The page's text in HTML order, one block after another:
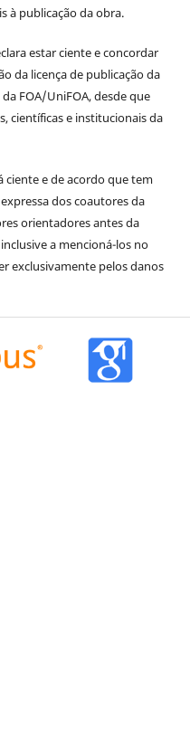
à publicação da obra.
estar ciente e concordar
da licença de publicação da
FOA/UniFOA, desde que
científicas e institucionais da
ciente e de acordo que tem
dos coautores da
orientadores antes da
a mencioná-los no
exclusivamente pelos danos